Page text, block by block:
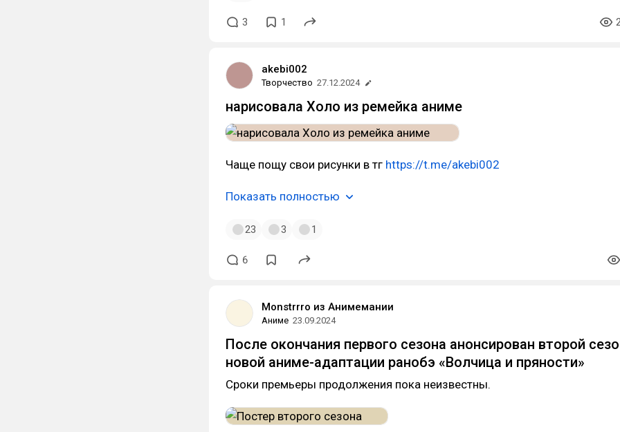
3 1
akebi002
Творчество 27.12.2024
нарисовала Холо из ремейка аниме
Чаще пощу свои рисунки в тг https://t.me/akebi002
Показать полностью
23 3 1
6
Monstrrro из Анимемании
Аниме 23.09.2024
После окончания первого сезона анонсирован второй
новой аниме-адаптации ранобэ «Волчица и пряности»
Сроки премьеры продолжения пока неизвестны.